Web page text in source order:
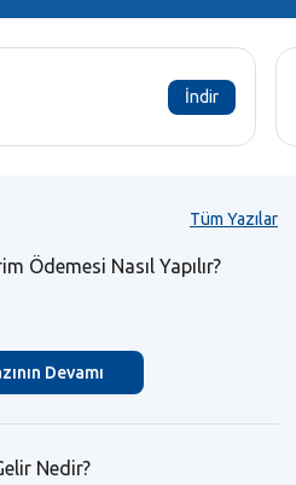
İndir
Tüm Yazılar
Ödemesi Nasıl Yapılır?
Devamı
Nedir?